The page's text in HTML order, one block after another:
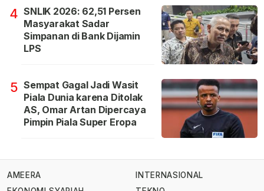
4 SNLIK 2026: 62,51 Persen
Masyarakat Sadar
Simpanan di Bank Dijamin
LPS
5 Sempat Gagal Jadi Wasit
Piala Dunia karena Ditolak
AS, Omar Artan Dipercaya
Pimpin Piala Super Eropa
AMEERA
INTERNASIONAL